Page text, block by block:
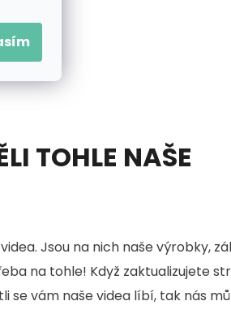
TOHLE NAŠE
Jsou na nich naše výrobky,
na tohle! Když zaktualizujete
se vám naše videa líbí, tak nás